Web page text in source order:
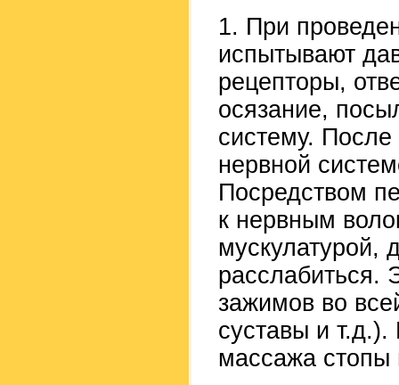
1. При
испытывают
рецепторы,
осязание,
систему. После
нервной
Посредством
к нервным
мускулатурой,
расслабиться.
зажимов во
суставы и
массажа стопы